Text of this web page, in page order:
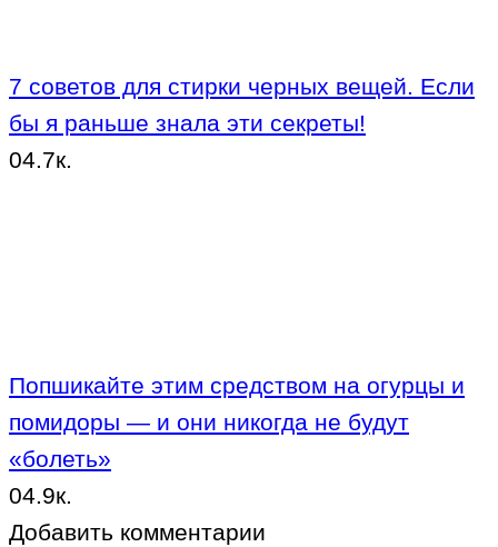
7 советов для стирки черных вещей. Если
бы я раньше знала эти секреты!
04.7к.
Попшикайте этим средством на огурцы и
помидоры — и они никогда не будут
«болеть»
04.9к.
Добавить комментарии